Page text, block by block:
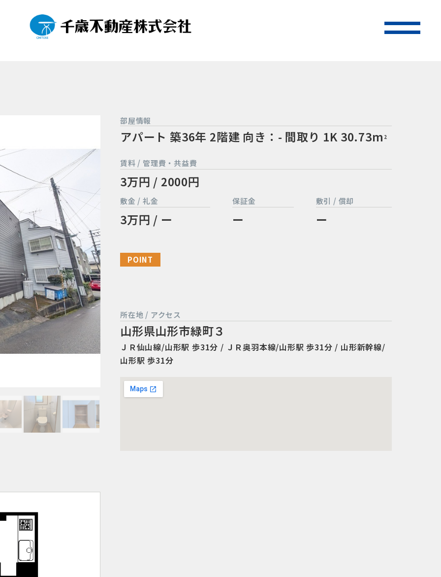
部屋情報
アパート 築36年 2階建 向き：- 間取り 1K 30.73m 2
賃料 / 管理費・共益費
3万円 / 2000円
敷金 / 礼金
3万円 / ー
保証金
ー
敷引 / 償却
ー
POINT
所在地 / アクセス
山形県山形市緑町３
ＪＲ仙山線/山形駅 歩31分 / ＪＲ奥羽本線/山形駅 歩31分 / 山形新幹線/
山形駅 歩31分